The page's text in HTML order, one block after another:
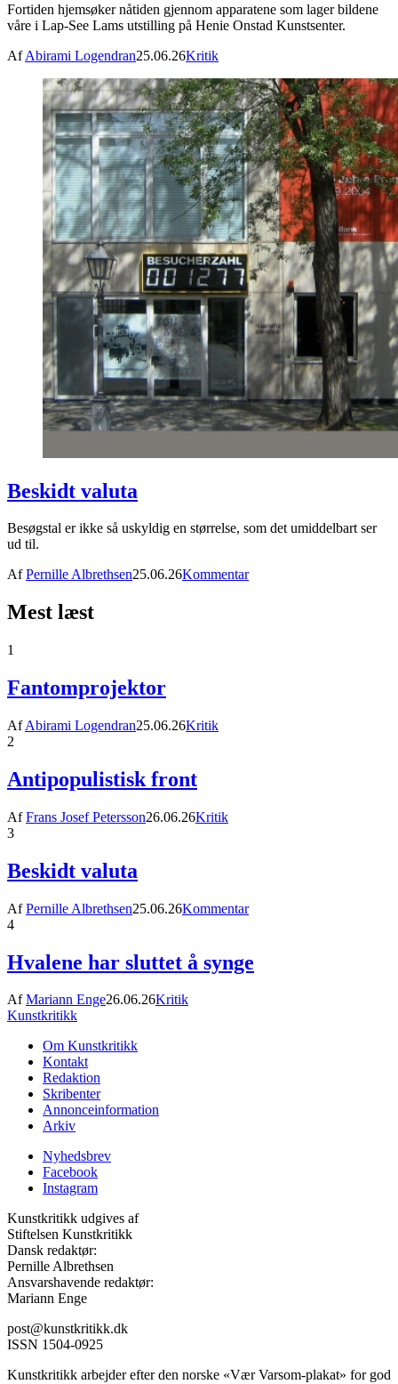
Fortiden hjemsøker nåtiden gjennom apparatene som lager bildene
våre i Lap-See Lams utstilling på Henie Onstad Kunstsenter.
AfAbirami Logendran25.06.26Kritik
Beskidt valuta
Besøgstal er ikke så uskyldig en størrelse, som det umiddelbart ser
ud til.
AfPernille Albrethsen25.06.26Kommentar
Mest læst
1
Fantomprojektor
AfAbirami Logendran25.06.26Kritik
2
Antipopulistisk front
AfFrans Josef Petersson26.06.26Kritik
3
Beskidt valuta
AfPernille Albrethsen25.06.26Kommentar
4
Hvalene har sluttet å synge
AfMariann Enge26.06.26Kritik
Kunstkritikk
Om Kunstkritikk
Kontakt
Redaktion
Skribenter
Annonceinformation
Arkiv
Nyhedsbrev
Facebook
Instagram
Kunstkritikk udgives af
Stiftelsen Kunstkritikk
Dansk redaktør:
Pernille Albrethsen
Ansvarshavende redaktør:
Mariann Enge
post@kunstkritikk.dk
ISSN 1504-0925
Kunstkritikk arbejder efter den norske «Vær Varsom-plakat» for god